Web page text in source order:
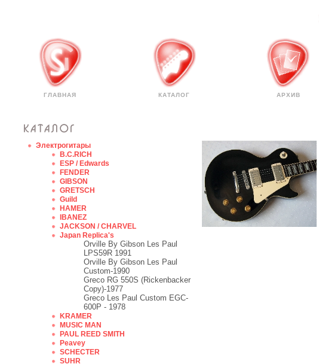
ГЛАВНАЯ КАТАЛОГ АРХИВ
Электрогитары
B.C.RICH
ESP / Edwards
FENDER
GIBSON
GRETSCH
Guild
HAMER
IBANEZ
JACKSON / CHARVEL
Japan Replica's
Orville By Gibson Les Paul
LPS59R 1991
Orville By Gibson Les Paul
Custom-1990
Greco RG 550S (Rickenbacker
Copy)-1977
Greco Les Paul Custom EGC-
600P - 1978
KRAMER
MUSIC MAN
PAUL REED SMITH
Peavey
SCHECTER
SUHR